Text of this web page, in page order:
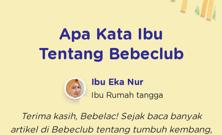
Apa Kata Ibu
Tentang Bebeclub
Ibu Eka Nur
Ibu Rumah tangga
Terima kasih, Bebelac! Sejak baca banyak
artikel di Bebeclub tentang tumbuh kembang,